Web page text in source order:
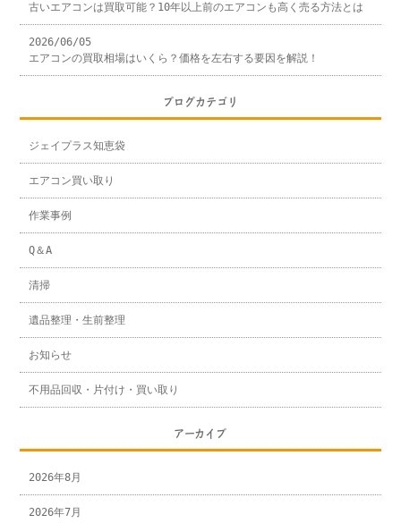
古いエアコンは買取可能？10年以上前のエアコンも高く売る方法とは
2026/06/05
エアコンの買取相場はいくら？価格を左右する要因を解説！
ブログカテゴリ
ジェイプラス知恵袋
エアコン買い取り
作業事例
Q＆A
清掃
遺品整理・生前整理
お知らせ
不用品回収・片付け・買い取り
アーカイブ
2026年8月
2026年7月